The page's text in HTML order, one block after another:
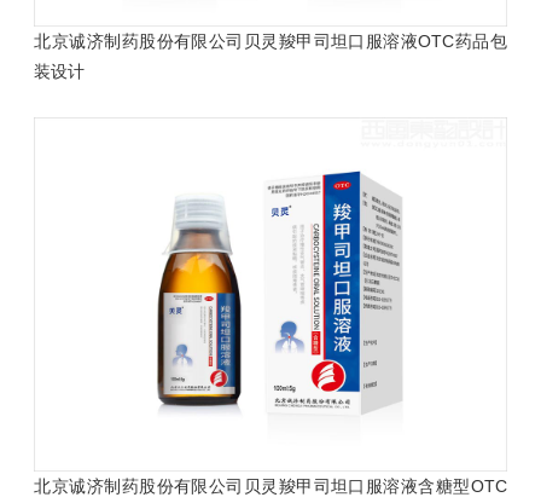
北京诚济制药股份有限公司贝灵羧甲司坦口服溶液OTC药品包
装设计
北京诚济制药股份有限公司贝灵羧甲司坦口服溶液含糖型OTC